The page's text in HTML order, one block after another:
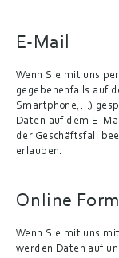
E-Mail
Wenn Sie mit uns
gegebenenfalls auf
Smartphone,…)
Daten auf dem E-
der Geschäftsfall
erlauben.
Online
Wenn Sie mit uns
werden Daten auf